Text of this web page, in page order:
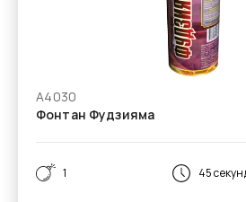
А4030
Фонтан Фудзияма
1 45